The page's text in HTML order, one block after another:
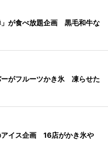
」が食べ放題企画 黒毛和牛な
ーがフルーツかき氷 凍らせた
アイス企画 16店がかき氷や